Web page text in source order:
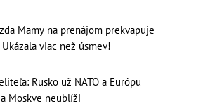
Mamy na prenájom prekvapuje
viac než úsmev!
Rusko už NATO a Európu
Moskve neublíži